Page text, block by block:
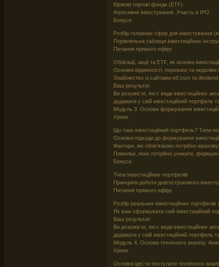
Біржові торгові фонди (ETF).
Агресивне інвестування. Участь в IPO.
Бонуси
Розбір головних сфер для інвестування
Порівняльна таблиця інвестиційних
Питання прямого ефіру
Облігації, акції та ETF, як основа
Основні відмінності, переваги та недоліки
Знайомство із сайтами etf.com та
Ваш результат
Ви розумієте, які є види інвестиційних
додавати у свій інвестиційний портфель
Модуль 3. Основи формування
Уроки
Що таке інвестиційний портфель? Типи
Основні підходи до формування
Фактори, які обов'язково потрібно
Помилки, яких потрібно уникати,
Бонуси
Типи інвестиційних портфелів
Принципи роботи довгострокового
Питання прямого ефіру
Розбір реальних інвестиційних портфелів
Як вам сформувати свій інвестиційний
Ваш результат
Ви розумієте, які є види інвестиційних
додавати у свій інвестиційний портфель
Модуль 4. Основи технічного аналізу.
Уроки
Основні ідеї та постулати технічного